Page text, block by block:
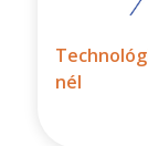
nél